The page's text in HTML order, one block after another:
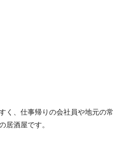
く、仕事帰りの会社員や地元の常
居酒屋です。